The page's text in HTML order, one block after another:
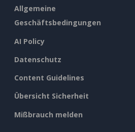
Allgemeine
Geschäftsbedingungen
AI Policy
Datenschutz
Content Guidelines
Übersicht Sicherheit
Mißbrauch melden